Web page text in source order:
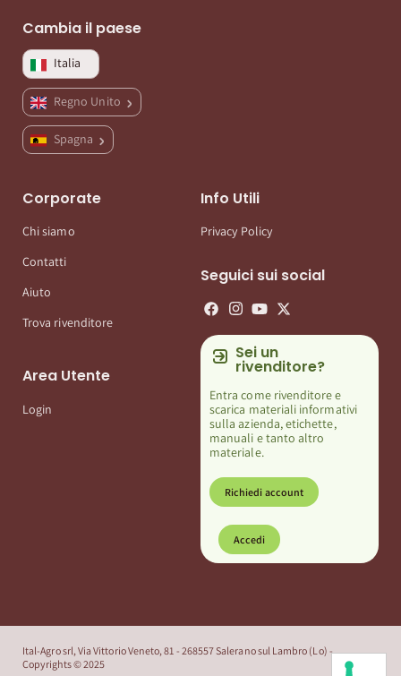
Cambia il paese
Italia
Regno Unito
Spagna
Corporate
Chi siamo
Contatti
Aiuto
Trova rivenditore
Area Utente
Login
Info Utili
Privacy Policy
Seguici sui social
Sei un
rivenditore?
Entra come rivenditore e
scarica materiali informativi
sulla azienda, etichette,
manuali e tanto altro
materiale.
Richiedi account
Accedi
Ital-Agro srl, Via Vittorio Veneto, 81 - 268557 Salerano sul Lambro (Lo) -
Copyrights © 2025